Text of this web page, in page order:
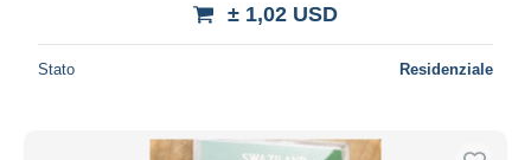
± 1,02 USD
Stato Residenziale